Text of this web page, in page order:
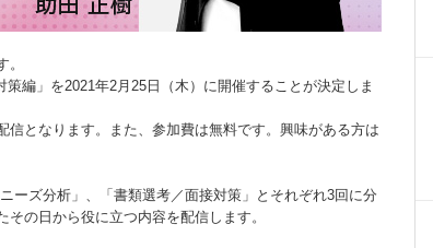
編」を2021年2月25日（木）に開催することが決定しま
となります。また、参加費は無料です。興味がある方は
ーズ分析」、「書類選考／面接対策」とそれぞれ3回に分
の日から役に立つ内容を配信します。